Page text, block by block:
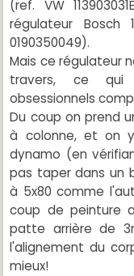
(ref. VW
régulateur Bosch
0190350049).
Mais ce régulateur
travers, ce qui
obsessionnels
Du coup on prend
à colonne, et on
dynamo (en
pas taper dans un
à 5x80 comme
coup de peinture
patte arrière de
l'alignement du
mieux!